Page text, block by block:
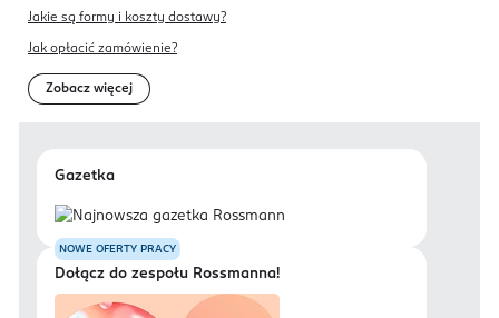
Jakie są formy i koszty dostawy?
Jak opłacić zamówienie?
Zobacz więcej
Gazetka
NOWE OFERTY PRACY
Dołącz do zespołu Rossmanna!